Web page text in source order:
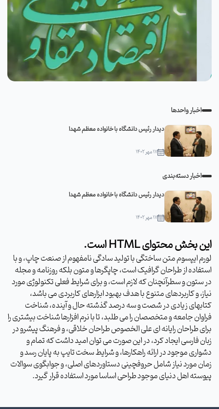
اخبار واحدها
دیدار رئیس دانشگاه با خانواده معظم شهدا
۱۷ مهر ۱۴۰۲
اخبار دسته‌بندی
دیدار رئیس دانشگاه با خانواده معظم شهدا
۱۷ مهر ۱۴۰۲
این بخش محتوای HTML است.
لورم ایپسوم متن ساختگی با تولید سادگی نامفهوم از صنعت چاپ، و با
استفاده از طراحان گرافیک است، چاپگرها و متون بلکه روزنامه و مجله
در ستون و سطرآنچنان که لازم است، و برای شرایط فعلی تکنولوژی مورد
نیاز، و کاربردهای متنوع با هدف بهبود ابزارهای کاربردی می باشد،
کتابهای زیادی در شصت و سه درصد گذشته حال و آینده، شناخت
فراوان جامعه و متخصصان را می طلبد، تا با نرم افزارها شناخت بیشتری را
برای طراحان رایانه ای علی الخصوص طراحان خلاقی، و فرهنگ پیشرو در
زبان فارسی ایجاد کرد، در این صورت می توان امید داشت که تمام و
دشواری موجود در ارائه راهکارها، و شرایط سخت تایپ به پایان رسد و
زمان مورد نیاز شامل حروفچینی دستاوردهای اصلی، و جوابگوی سوالات
پیوسته اهل دنیای موجود طراحی اساسا مورد استفاده قرار گیرد.